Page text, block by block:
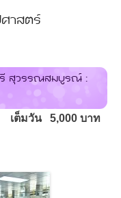
าสตร์
สุวรรณสมบูรณ์ :
เต็มวัน 5,000 บาท